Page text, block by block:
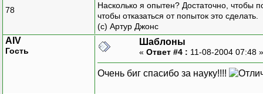
78
Насколько я опытен? Достаточно, чтобы
чтобы отказаться от попыток это сделать.
(с) Артур Джонс
AIV
Гость
Шаблоны
« Ответ #4 : 11-08-2004 07:48
Очень биг спасибо за науку!!!!